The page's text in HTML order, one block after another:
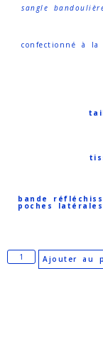
sangle
confectionné à
bande
poches
Ajouter au